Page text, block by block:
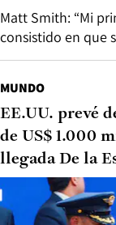
Matt Smith: “Mi
consistido en que
MUNDO
EE.UU. prevé
de US$ 1.000
llegada De la